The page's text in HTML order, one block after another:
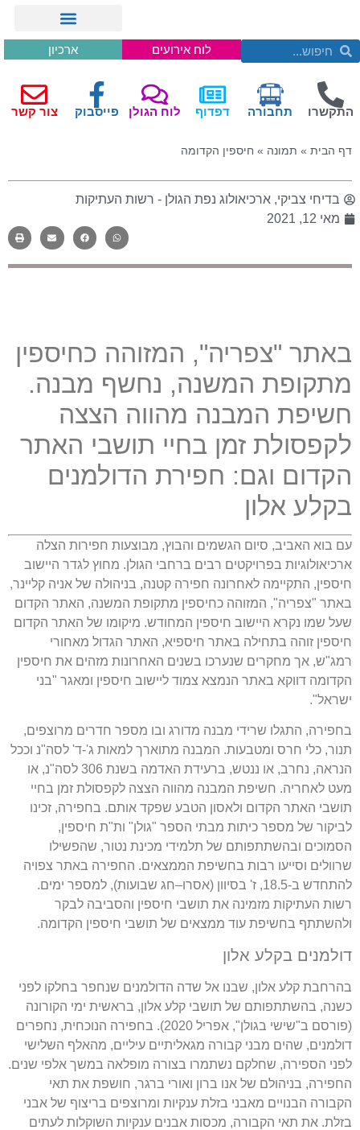
לוח אירועים ארכיון
התקשרו תחבורה דפדוף לוח הגולן פייסבוק צור קשר
דף הבית » תמונה » חיספין הקדומה
בדיחי צביקי, ארכיאולוג נפת הגולן - רשות העתיקות
מאי 12, 2021
באתר "צפריה", המזוהה כחיספין
מתקופת המשנה, נחשף מבנה.
חשיפת המבנה מהווה הצצה
לקפסולת זמן בחיי תושבי האתר
הקדום וגם: חפירת הדולמנים
בקלע אלון
עם בוא האביב, סיום הגשמים והבוץ, מבוצעות חפירות הצלה
ארכיאולוגיות בפרויקטים רבים ברחבי הגולן. מחוץ לגדר היישוב
חיספין, התקיימה לאחרונה חפירה קטנה, בניהולה של אניה קליינר,
באתר "צפריה", המזוהה כחיספין מתקופת המשנה, האתר הקדום
שעל שמו נקרא היישוב חיספין המחודש. מיקומו של האתר הקדום
חיספין זוהה בתחילה באתר חיספיא, האתר הגדול מאחורי
רמג"ש, אך מחקרים שנערכו בשנים האחרונות מזהים את חיספין
הקדומה דווקא באתר הנמצא צמוד ליישוב חיספין ומאגר "בני
ישראל".
בחפירה, התגלו שרידי מבנה מדורג ובו מספר חדרים מרוצפים,
תנור, כלי חרס ומטבעות. המבנה מתוארך למאות ג'-ד' לסה"נ וככל
הנראה, נחרב, או ננטש, ברעידת האדמה בשנת לסה"נ, או
מעט לאחריה. חשיפת המבנה מהווה הצצה לקפסולת זמן בחיי
תושבי האתר הקדום ולאסון הטבע שפקד אותם. בחפירה, זכינו
לביקור של מספר כיתות מבתי הספר "גולן" ות"ת חיספין,
הסמוכים ובהשתתפותם של תלמידי מכינת נטור, שהפשילו
שרוולים וסייעו רבות בחשיפת הממצאים. החפירה באתר צפויה
להתחדש ב-18.5, ז' בסיוון (אסרו–חג שבועות), למספר ימים.
רשות העתיקות מזמינה את תושבי חיספין והסביבה לבקר
ולהשתתף בחשיפת עוד ממצאים של תושבי חיספין הקדומה.
דולמנים בקלע אלון
בהרחבת קלע אלון, שבנו אל שדה הדולמנים שנחפר בחלקו לפני
כשנה, בהשתתפותם של תושבי קלע אלון, בראשית ימי הקורונה
(פורסם ב"שישי בגולן", אפריל בחפירה הנוכחית, נחפרים
דולמנים, שהים מבני קבורה מגאליתיים עיליים, מהאלף השלישי
לפני הספירה, שחלקם נשתמרו בצורה מופלאה במשך אלפי שנים.
החפירה, בניהולם של אנו ברון ואורי ברגר, חושפת את תאי
הקבורה הבנויים מאבני בזלת ענקיות ומרוצפים בריצוף של אבני
בזלת. את תאי הקבורה, מכסות אבנים ענקיות השוקלות לעתים